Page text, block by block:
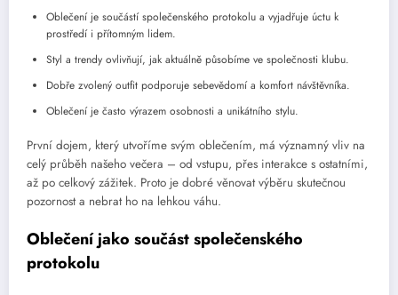
Oblečení je součástí společenského protokolu a vyjadřuje úctu k
prostředí i přítomným lidem.
Styl a trendy ovlivňují, jak aktuálně působíme ve společnosti klubu.
Dobře zvolený outfit podporuje sebevědomí a komfort návštěvníka.
Oblečení je často výrazem osobnosti a unikátního stylu.
První dojem, který utvoříme svým oblečením, má významný vliv na
celý průběh našeho večera – od vstupu, přes interakce s ostatními,
až po celkový zážitek. Proto je dobré věnovat výběru skutečnou
pozornost a nebrat ho na lehkou váhu.
Oblečení jako součást společenského
protokolu